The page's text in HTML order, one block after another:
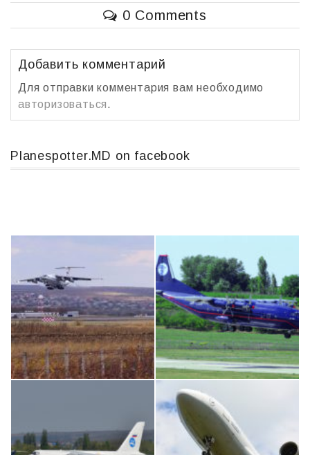
o
o
k
в
и
т
ь
0 Comments
Добавить комментарий
Для отправки комментария вам необходимо
авторизоваться.
Planespotter.MD on facebook